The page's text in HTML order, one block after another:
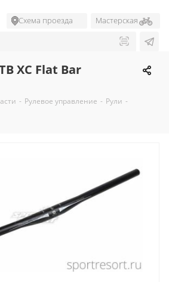
Схема проезда Мастерская
XC Flat Bar
- Рулевое управление - Рули -